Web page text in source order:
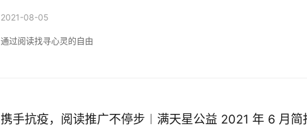
2021-08-05
通过阅读找寻心灵的自由
携手抗疫，阅读推广不停步︱满天星公益 2021 年 6 月简